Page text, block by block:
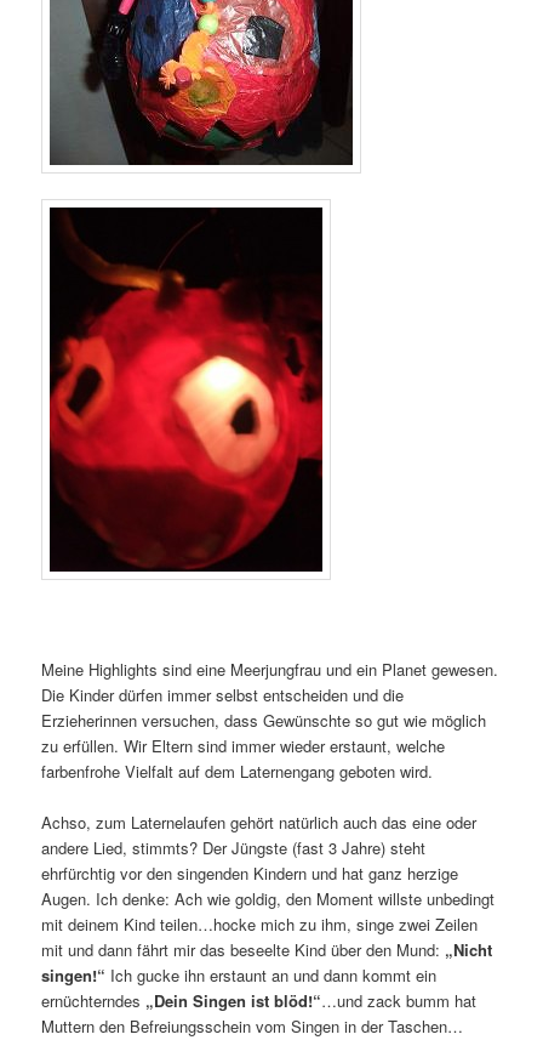
Meine Highlights sind eine Meerjungfrau und ein Planet gewesen.
Die Kinder dürfen immer selbst entscheiden und die
Erzieherinnen versuchen, dass Gewünschte so gut wie möglich
zu erfüllen. Wir Eltern sind immer wieder erstaunt, welche
farbenfrohe Vielfalt auf dem Laternengang geboten wird.
Achso, zum Laternelaufen gehört natürlich auch das eine oder
andere Lied, stimmts? Der Jüngste (fast 3 Jahre) steht
ehrfürchtig vor den singenden Kindern und hat ganz herzige
Augen. Ich denke: Ach wie goldig, den Moment willste unbedingt
mit deinem Kind teilen…hocke mich zu ihm, singe zwei Zeilen
mit und dann fährt mir das beseelte Kind über den Mund: „Nicht
singen!“ Ich gucke ihn erstaunt an und dann kommt ein
ernüchterndes „Dein Singen ist blöd!“…und zack bumm hat
Muttern den Befreiungsschein vom Singen in der Taschen…